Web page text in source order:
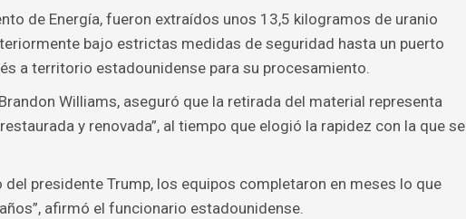
de Energía, fueron extraídos unos 13,5 kilogramos de uranio
bajo estrictas medidas de seguridad hasta un puerto
a territorio estadounidense para su procesamiento.
Williams, aseguró que la retirada del material representa
y renovada”, al tiempo que elogió la rapidez con la que se
presidente Trump, los equipos completaron en meses lo que
afirmó el funcionario estadounidense.